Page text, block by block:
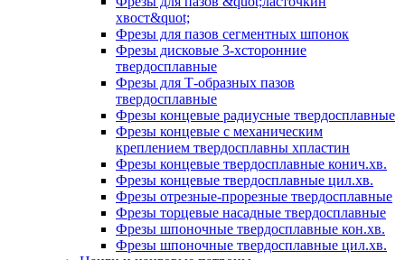
хвост&quot;
Фрезы для пазов сегментных шпонок
Фрезы дисковые 3-хсторонние
твердосплавные
Фрезы для Т-образных пазов
твердосплавные
Фрезы концевые радиусные твердосплавные
Фрезы концевые с механическим
креплением твердосплавны хпластин
Фрезы концевые твердосплавные конич.хв.
Фрезы концевые твердосплавные цил.хв.
Фрезы отрезные-прорезные твердосплавные
Фрезы торцевые насадные твердосплавные
Фрезы шпоночные твердосплавные кон.хв.
Фрезы шпоночные твердосплавные цил.хв.